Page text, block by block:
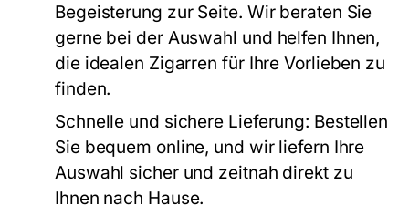
Begeisterung zur Seite. Wir beraten Sie
gerne bei der Auswahl und helfen Ihnen,
die idealen Zigarren für Ihre Vorlieben zu
finden.
Schnelle und sichere Lieferung: Bestellen
Sie bequem online, und wir liefern Ihre
Auswahl sicher und zeitnah direkt zu
Ihnen nach Hause.